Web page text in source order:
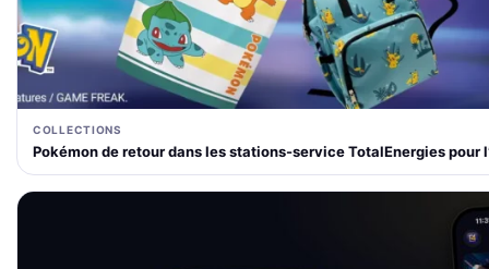
COLLECTIONS
Pokémon de retour dans les stations-service TotalEnergies pour